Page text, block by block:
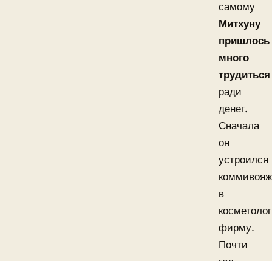
самому
Митхуну
пришлось
много
трудиться
ради
денег.
Сначала
он
устроился
в
фирму.
Почти